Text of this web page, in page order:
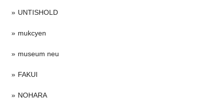
UNTISHOLD
mukcyen
museum neu
FAKUI
NOHARA